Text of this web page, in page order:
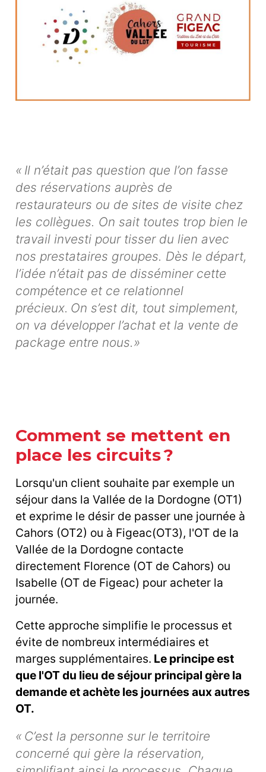
« Il n’était pas question que l’on fasse
des réservations auprès de
restaurateurs ou de sites de visite chez
les collègues. On sait toutes trop bien le
travail investi pour tisser du lien avec
nos prestataires groupes. Dès le départ,
l’idée n’était pas de disséminer cette
compétence et ce relationnel
précieux. On s’est dit, tout simplement,
on va développer l’achat et la vente de
package entre nous.»
Comment se mettent en
place les circuits ?
Lorsqu'un client souhaite par exemple un
séjour dans la Vallée de la Dordogne (OT1)
et exprime le désir de passer une journée à
Cahors (OT2) ou à Figeac(OT3), l'OT de la
Vallée de la Dordogne contacte
directement Florence (OT de Cahors) ou
Isabelle (OT de Figeac) pour acheter la
journée.
Cette approche simplifie le processus et
évite de nombreux intermédiaires et
marges supplémentaires. Le principe est
que l'OT du lieu de séjour principal gère la
demande et achète les journées aux autres
OT.
« C’est la personne sur le territoire
concerné qui gère la réservation,